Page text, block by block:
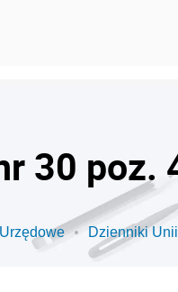
30 poz.
Dzienniki